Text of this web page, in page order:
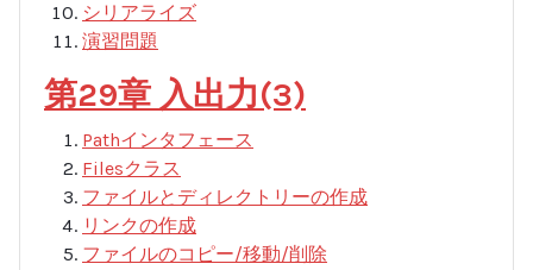
シリアライズ
演習問題
第29章 入出力(3)
Pathインタフェース
Filesクラス
ファイルとディレクトリーの作成
リンクの作成
ファイルのコピー/移動/削除